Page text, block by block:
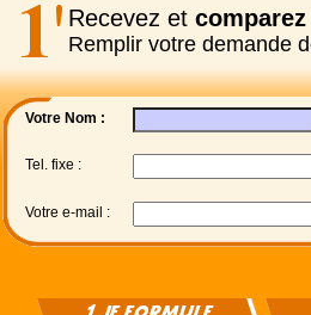
Recevez et comparez
Remplir votre demande
Votre Nom :
Tel. fixe :
Votre e-mail :